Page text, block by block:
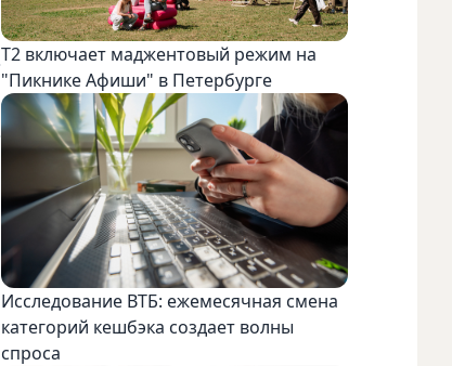
Т2 включает маджентовый режим на
"Пикнике Афиши" в Петербурге
Исследование ВТБ: ежемесячная смена
категорий кешбэка создает волны
спроса